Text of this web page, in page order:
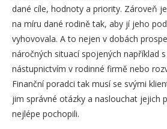
dané cíle, hodnoty a priority. Zároveň
na míru dané rodině tak, aby jí jeho
vyhovovala. A to nejen v dobách
náročných situací spojených například
nástupnictvím v rodinné firmě nebo
Finanční poradci tak musí se svými
jim správné otázky a naslouchat jejich
nejlépe pochopili.